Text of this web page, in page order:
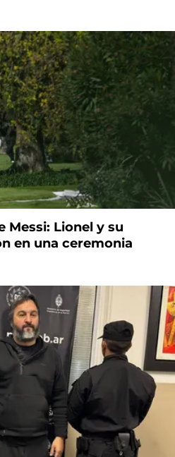
Messi: Lionel y su
en una ceremonia